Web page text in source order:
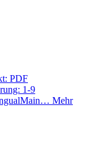
PDF
1-9
Mehr